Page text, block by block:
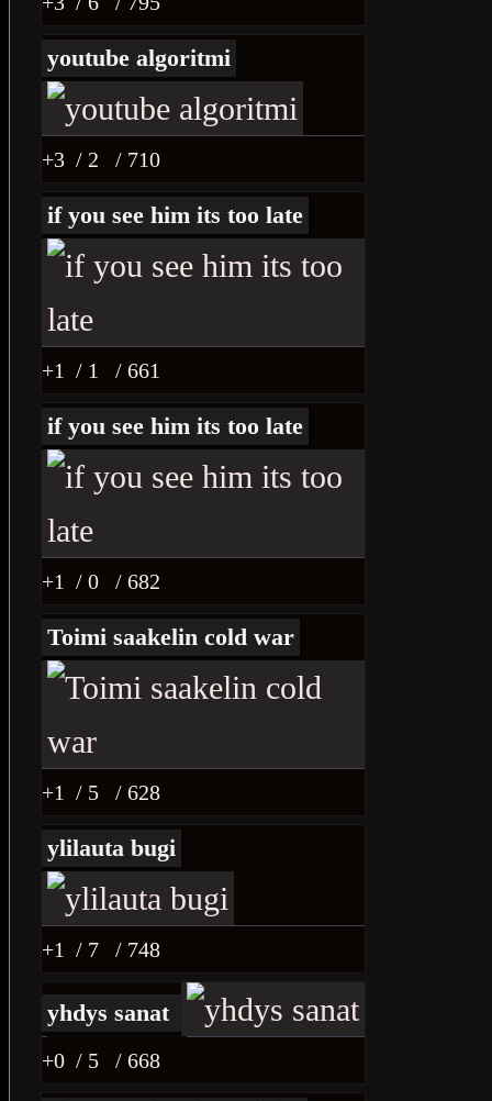
youtube algoritmi
+3 / 2 / 710
if you see him its too late
+1 / 1 / 661
if you see him its too late
+1 / 0 / 682
Toimi saakelin cold war
+1 / 5 / 628
ylilauta bugi
+1 / 7 / 748
yhdys sanat
+0 / 5 / 668